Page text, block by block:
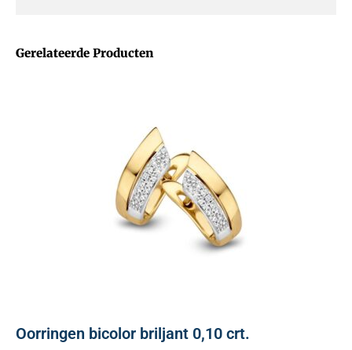
Gerelateerde Producten
Oorringen bicolor briljant 0,10 crt.